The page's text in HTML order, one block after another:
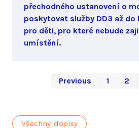
přechodného ustanovení o
poskytovat služby DD3 až
pro děti, pro které nebude
umístění.
Previous 1 2
Všechny dopisy